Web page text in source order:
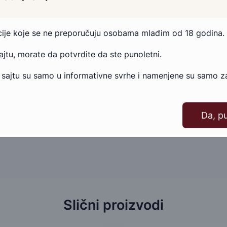
proizvoda, slobodno nam se obratite.
Pošaljite email
Slični proizvodi
koje se ne preporučuju osobama mlađim od 18 godina.
morate da potvrdite da ste punoletni.
su samo u informativne svrhe i namenjene su samo
Da,